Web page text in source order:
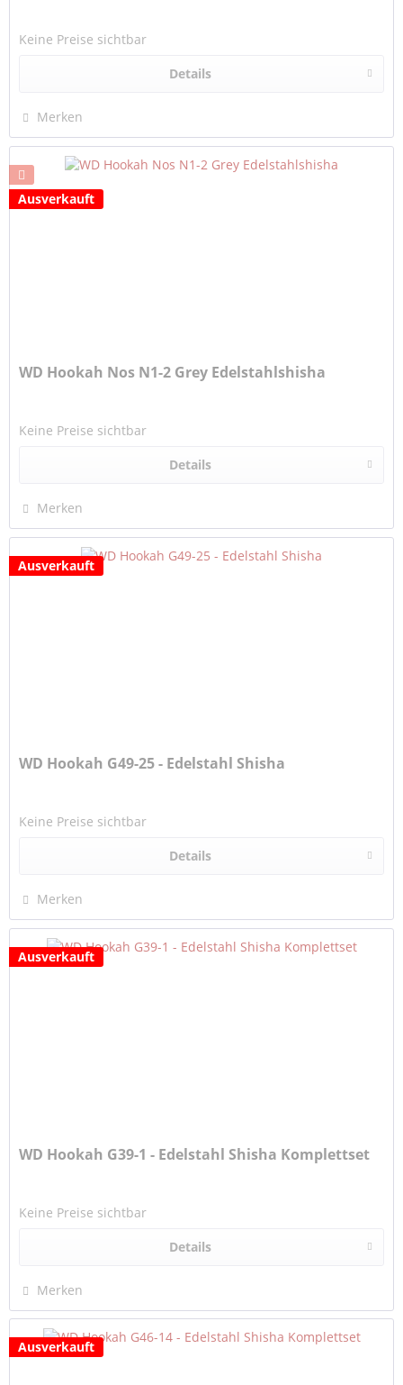
Keine Preise sichtbar
Details
Merken
Ausverkauft
WD Hookah Nos N1-2 Grey Edelstahlshisha
Keine Preise sichtbar
Details
Merken
Ausverkauft
WD Hookah G49-25 - Edelstahl Shisha
Keine Preise sichtbar
Details
Merken
Ausverkauft
WD Hookah G39-1 - Edelstahl Shisha Komplettset
Keine Preise sichtbar
Details
Merken
Ausverkauft